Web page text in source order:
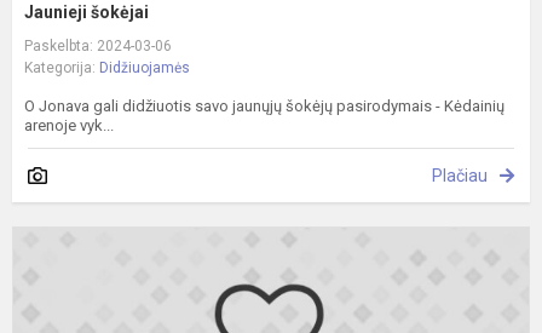
Jaunieji šokėjai
Paskelbta: 2024-03-06
Kategorija: Didžiuojamės
O Jonava gali didžiuotis savo jaunųjų šokėjų pasirodymais - Kėdainių
arenoje vyk...
Plačiau